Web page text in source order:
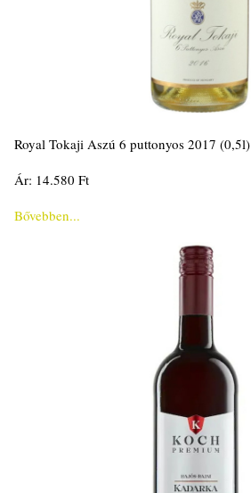
Royal Tokaji Aszú 6 puttonyos 2017 (0,5l)
Ár: 14.580 Ft
Bővebben...